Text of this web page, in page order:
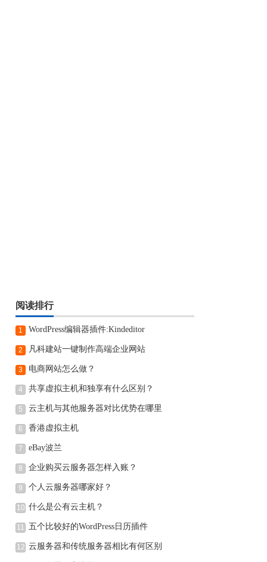
阅读排行
1 WordPress编辑器插件:Kindeditor
2 凡科建站一键制作高端企业网站
3 电商网站怎么做？
4 共享虚拟主机和独享有什么区别？
5 云主机与其他服务器对比优势在哪里
6 香港虚拟主机
7 eBay波兰
8 企业购买云服务器怎样入账？
9 个人云服务器哪家好？
10 什么是公有云主机？
11 五个比较好的WordPress日历插件
12 云服务器和传统服务器相比有何区别